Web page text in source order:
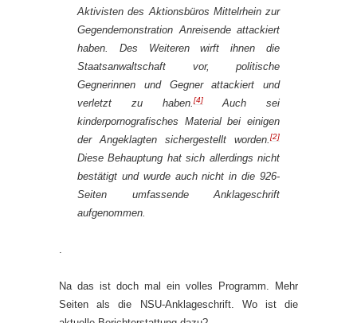
Aktivisten des Aktionsbüros Mittelrhein zur
Gegendemonstration Anreisende attackiert
haben. Des Weiteren wirft ihnen die
Staatsanwaltschaft vor, politische
Gegnerinnen und Gegner attackiert und
verletzt zu haben.[4]Auch sei
kinderpornografisches Material bei einigen
der Angeklagten sichergestellt worden.[2]
Diese Behauptung hat sich allerdings nicht
bestätigt und wurde auch nicht in die 926-
Seiten umfassende Anklageschrift
aufgenommen.
.
Na das ist doch mal ein volles Programm. Mehr
Seiten als die NSU-Anklageschrift. Wo ist die